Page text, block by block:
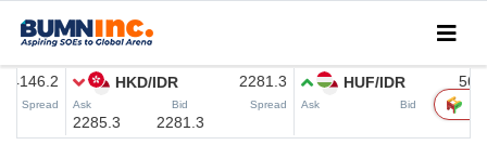
Home